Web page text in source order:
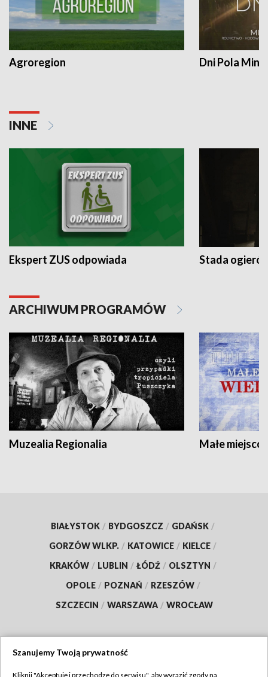
Agroregion Dni Pola
INNE
Ekspert ZUS odpowiada Stada
ARCHIWUM PROGRAMÓW
Muzealia Regionalia Małe
BIAŁYSTOK / BYDGOSZCZ / GDAŃSK /
GORZÓW WLKP. / KATOWICE / KIELCE /
KRAKÓW / LUBLIN / ŁÓDŹ / OLSZTYN /
OPOLE / POZNAŃ / RZESZÓW /
SZCZECIN / WARSZAWA / WROCŁAW
Szanujemy Twoją prywatność
Kliknij "Akceptuję i przechodzę do serwisu", aby wyrazić zgody na